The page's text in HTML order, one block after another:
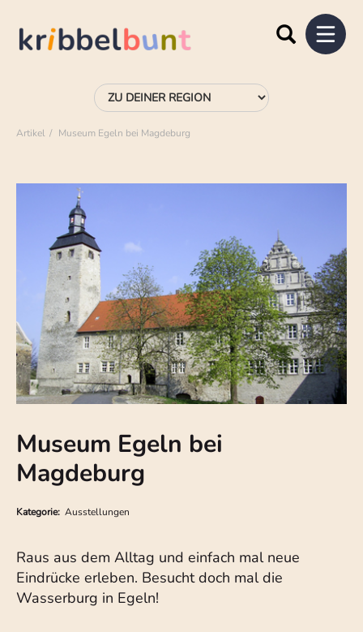
Artikel Museum Egeln bei Magdeburg
Museum Egeln bei
Magdeburg
Kategorie: Ausstellungen
Raus aus dem Alltag und einfach mal neue
Eindrücke erleben. Besucht doch mal die
Wasserburg in Egeln!